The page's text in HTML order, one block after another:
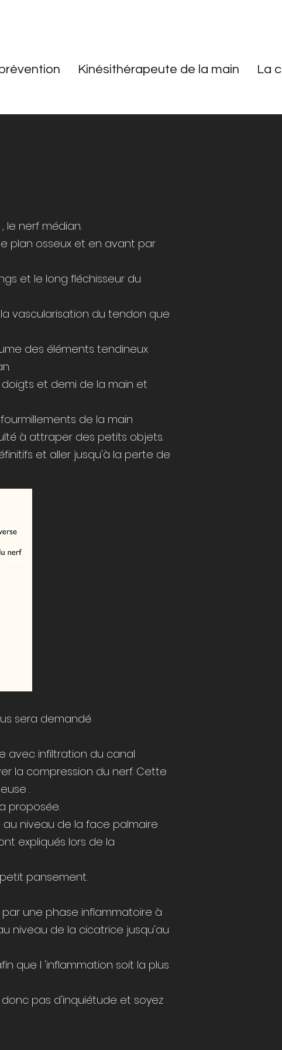
Kinésithérapeute de la main La
le nerf médian.
plan osseux et en avant par
et le long fléchisseur du
vascularisation du tendon que
des éléments tendineux
et demi de la main et
de la main
à attraper des petits objets.
et aller jusqu'à la perte de
sera demandé
avec infiltration du canal
la compression du nerf. Cette
.
proposée.
niveau de la face palmaire
expliqués lors de la
pansement.
une phase inflammatoire à
niveau de la cicatrice jusqu'au
que l 'inflammation soit la plus
pas d'inquiétude et soyez